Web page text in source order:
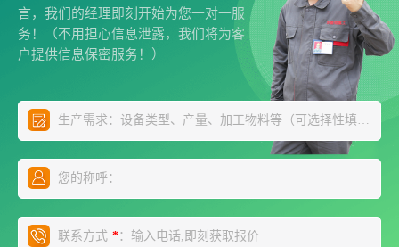
言，我们的经理即刻开始为您一对一服
务！（不用担心信息泄露，我们将为客
户提供信息保密服务！）
您的称呼：
联系方式 *：输入电话,即刻获取报价